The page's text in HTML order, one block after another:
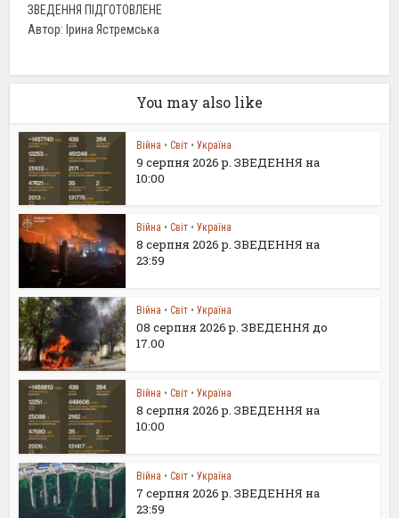
ЗВЕДЕННЯ ПІДГОТОВЛЕНЕ
Автор: Ірина Ястремська
You may also like
Війна • Світ • Україна
9 серпня 2026 р. ЗВЕДЕННЯ на
10:00
Війна • Світ • Україна
8 серпня 2026 р. ЗВЕДЕННЯ на
23:59
Війна • Світ • Україна
08 серпня 2026 р. ЗВЕДЕННЯ до
17.00
Війна • Світ • Україна
8 серпня 2026 р. ЗВЕДЕННЯ на
10:00
Війна • Світ • Україна
7 серпня 2026 р. ЗВЕДЕННЯ на
23:59